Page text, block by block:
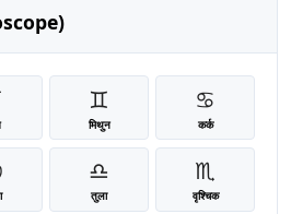
♊
मिथुन
♋
कर्क
♎
तुला
♏
वृश्चिक